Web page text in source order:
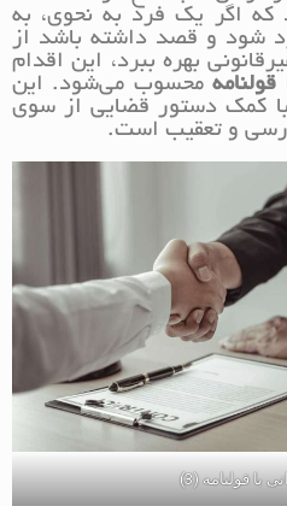
که اگر یک فرد به نحوی، به
شود و قصد داشته باشد از
بهره ببرد، این اقدام
محسوب می‌شود. این
کمک دستور قضایی از سوی
و تعقیب است.
با قولنامه (3)